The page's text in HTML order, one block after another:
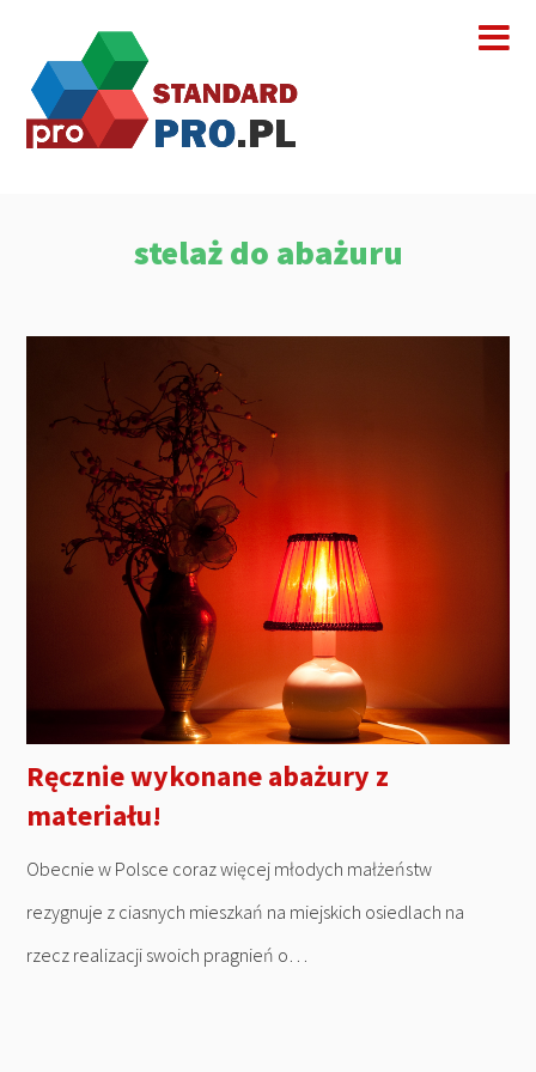
stelaż do abażuru
Ręcznie wykonane abażury z
materiału!
Obecnie w Polsce coraz więcej młodych małżeństw
rezygnuje z ciasnych mieszkań na miejskich osiedlach na
rzecz realizacji swoich pragnień o…